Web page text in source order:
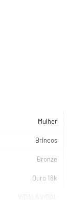
Mulher
Brincos
Bronze
Ouro 18k